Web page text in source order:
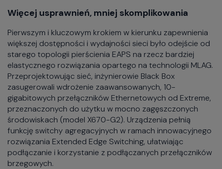
Więcej usprawnień, mniej skomplikowania
Pierwszym i kluczowym krokiem w kierunku zapewnienia
większej dostępności i wydajności sieci było odejście od
starego topologii pierścienia EAPS na rzecz bardziej
elastycznego rozwiązania opartego na technologii MLAG.
Przeprojektowując sieć, inżynierowie Black Box
zasugerowali wdrożenie zaawansowanych, 10-
gigabitowych przełączników Ethernetowych od Extreme,
przeznaczonych do użytku w mocno zagęszczonych
środowiskach (model X670-G2). Urządzenia pełnią
funkcję switchy agregacyjnych w ramach innowacyjnego
rozwiązania Extended Edge Switching, ułatwiając
podłączanie i korzystanie z podłączanych przełączników
brzegowych.